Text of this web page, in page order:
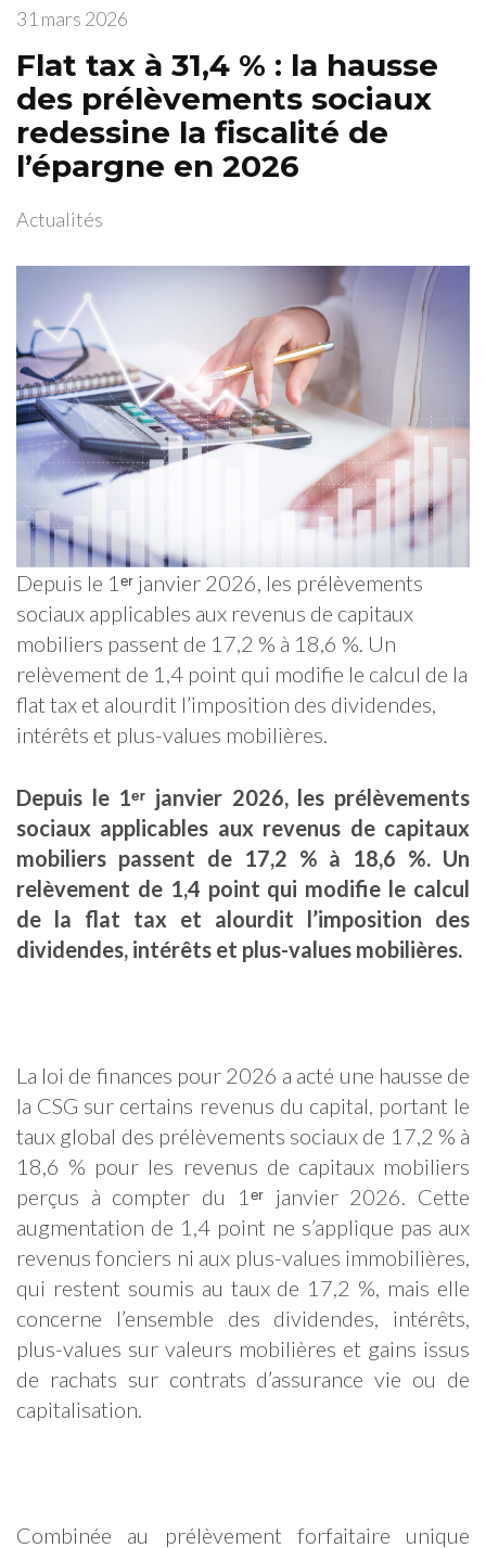
31 mars 2026
Flat tax à 31,4 % : la hausse
des prélèvements sociaux
redessine la fiscalité de
l’épargne en 2026
Actualités
Depuis le 1ᵉʳ janvier 2026, les prélèvements
sociaux applicables aux revenus de capitaux
mobiliers passent de 17,2 % à 18,6 %. Un
relèvement de 1,4 point qui modifie le calcul de la
flat tax et alourdit l’imposition des dividendes,
intérêts et plus-values mobilières.
Depuis le 1ᵉʳ janvier 2026, les prélèvements
sociaux applicables aux revenus de capitaux
mobiliers passent de 17,2 % à 18,6 %. Un
relèvement de 1,4 point qui modifie le calcul
de la flat tax et alourdit l’imposition des
dividendes, intérêts et plus-values mobilières.
La loi de finances pour 2026 a acté une hausse de
la CSG sur certains revenus du capital, portant le
taux global des prélèvements sociaux de 17,2 % à
18,6 % pour les revenus de capitaux mobiliers
perçus à compter du 1ᵉʳ janvier 2026. Cette
augmentation de 1,4 point ne s’applique pas aux
revenus fonciers ni aux plus-values immobilières,
qui restent soumis au taux de 17,2 %, mais elle
concerne l’ensemble des dividendes, intérêts,
plus-values sur valeurs mobilières et gains issus
de rachats sur contrats d’assurance vie ou de
capitalisation.
Combinée au prélèvement forfaitaire unique